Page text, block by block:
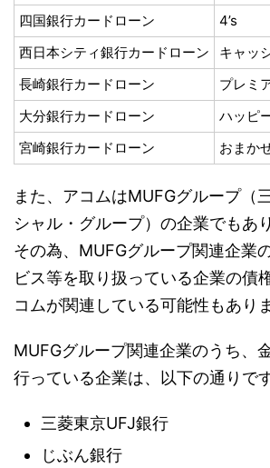
四国銀行カードローン
4’s
西日本シティ銀行カードローン
キャッ
長崎銀行カードローン
プレミ
大分銀行カードローン
ハッピ
宮崎銀行カードローン
おまか
また、アコムはMUFGグループ（
シャル・グループ）の企業でもあ
その為、MUFGグループ関連企業
ビス等を取り扱っている企業の債
コムが関連している可能性もありま
MUFGグループ関連企業のうち、
行っている企業は、以下の通りです
三菱東京UFJ銀行
じぶん銀行